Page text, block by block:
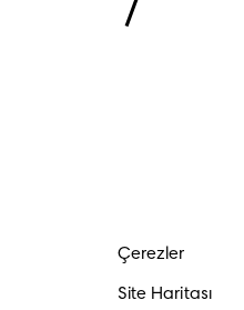
Çerezler
Site Haritası